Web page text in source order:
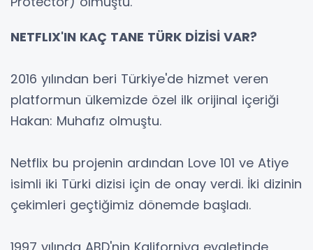
NETFLIX'IN KAÇ TANE TÜRK DİZİSİ VAR?
2016 yılından beri Türkiye'de hizmet veren
platformun ülkemizde özel ilk orijinal içeriği
Hakan: Muhafız olmuştu.
Netflix bu projenin ardından Love 101 ve Atiye
isimli iki Türki dizisi için de onay verdi. İki dizinin
çekimleri geçtiğimiz dönemde başladı.